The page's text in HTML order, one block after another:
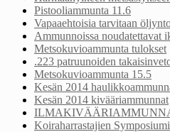
Pistooliammunta 11.6
Vapaaehtoisia tarvitaan
Ammunnoissa noudatettavat
Metsokuvioammunta tulokset
.223 patruunoiden
Metsokuvioammunta 15.5
Kesän 2014
Kesän 2014 kivääriammunnat
Koiraharrastajien Symposiumi